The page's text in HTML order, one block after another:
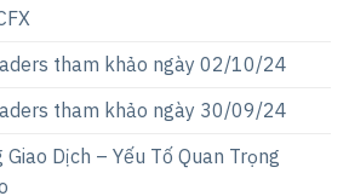
tham khảo ngày 02/10/24
tham khảo ngày 30/09/24
Dịch – Yếu Tố Quan Trọng